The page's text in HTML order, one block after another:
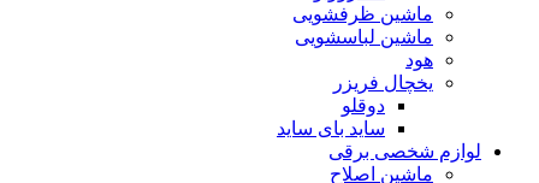
ماشین ظرفشویی
ماشین لباسشویی
هود
یخچال فریزر
دوقلو
ساید بای ساید
لوازم شخصی برقی
ماشین اصلاح